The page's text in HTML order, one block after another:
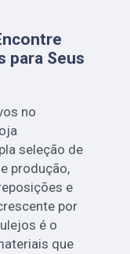
para Seus
no
seleção de
produção,
e
por
é o
que